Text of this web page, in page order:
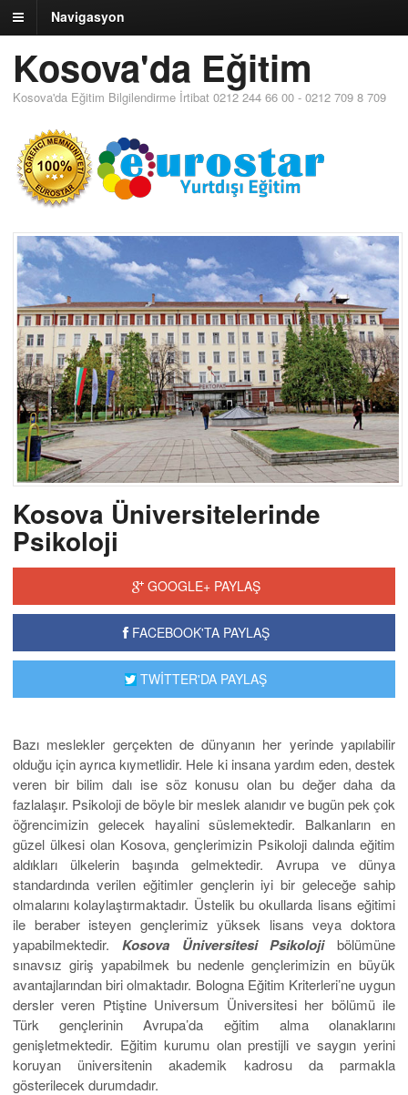
Navigasyon
Kosova'da Eğitim
Kosova'da Eğitim Bilgilendirme İrtibat 0212 244 66 00 - 0212 709 8 709
Kosova Üniversitelerinde
Psikoloji
GOOGLE+ PAYLAŞ
FACEBOOK'TA PAYLAŞ
TWİTTER'DA PAYLAŞ
Bazı meslekler gerçekten de dünyanın her yerinde yapılabilir
olduğu için ayrıca kıymetlidir. Hele ki insana yardım eden, destek
veren bir bilim dalı ise söz konusu olan bu değer daha da
fazlalaşır. Psikoloji de böyle bir meslek alanıdır ve bugün pek çok
öğrencimizin gelecek hayalini süslemektedir. Balkanların en
güzel ülkesi olan Kosova, gençlerimizin Psikoloji dalında eğitim
aldıkları ülkelerin başında gelmektedir. Avrupa ve dünya
standardında verilen eğitimler gençlerin iyi bir geleceğe sahip
olmalarını kolaylaştırmaktadır. Üstelik bu okullarda lisans eğitimi
ile beraber isteyen gençlerimiz yüksek lisans veya doktora
yapabilmektedir. Kosova Üniversitesi Psikoloji bölümüne
sınavsız giriş yapabilmek bu nedenle gençlerimizin en büyük
avantajlarından biri olmaktadır. Bologna Eğitim Kriterleri’ne uygun
dersler veren Ptiştine Universum Üniversitesi her bölümü ile
Türk gençlerinin Avrupa’da eğitim alma olanaklarını
genişletmektedir. Eğitim kurumu olan prestijli ve saygın yerini
koruyan üniversitenin akademik kadrosu da parmakla
gösterilecek durumdadır.